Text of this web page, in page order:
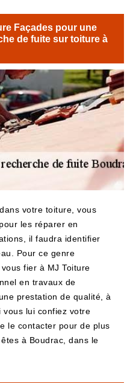
Façades pour une
de fuite sur toiture à
votre toiture, vous
les réparer en
il faudra identifier
Pour ce genre
fier à MJ Toiture
en travaux de
prestation de qualité, à
vous lui confiez votre
le contacter pour de plus
à Boudrac, dans le